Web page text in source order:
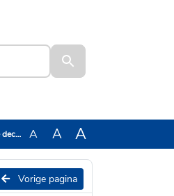
A A A
Vorige pagina